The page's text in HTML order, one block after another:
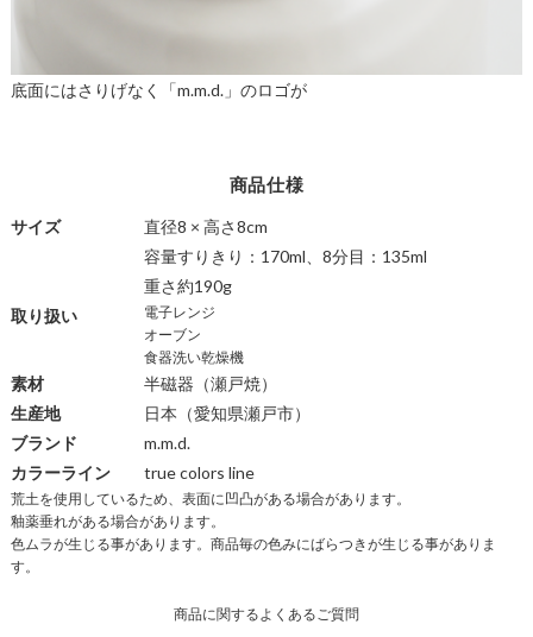
底面にはさりげなく「m.m.d.」のロゴが
商品仕様
サイズ
直径8 × 高さ8cm
容量すりきり：170ml、8分目：135ml
重さ約190g
取り扱い
電子レンジ
オーブン
食器洗い乾燥機
素材 半磁器 （瀬戸焼）
生産地
日本（愛知県瀬戸市）
ブランド
m.m.d.
カラーライン
true colors line
商
品
仕
荒土を使用しているため、表面に凹凸がある場合があります。
釉薬垂れがある場合があります。
色ムラが生じる事があります。商品毎の色みにばらつきが生じる事がありま
す。
商品に関するよくあるご質問